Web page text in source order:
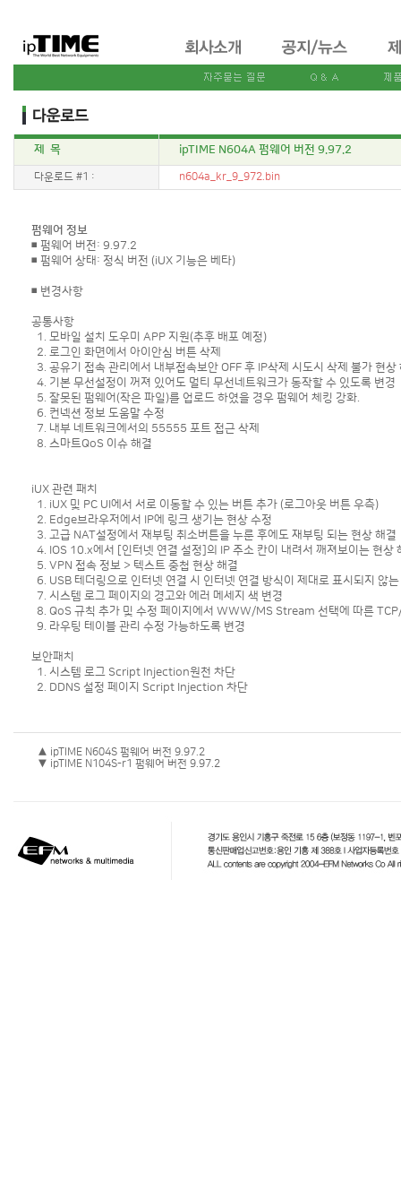
제 목 ipTIME N604A 펌웨어 버전 9.97.2
다운로드 #1 : n604a_kr_9_972.bin
펌웨어 정보
◾ 펌웨어 버전: 9.97.2
◾ 펌웨어 상태: 정식 버전 (iUX 기능은 베타)
◾ 변경사항
공통사항
1. 모바일 설치 도우미 APP 지원(추후 배포 예정)
2. 로그인 화면에서 아이안심 버튼 삭제
3. 공유기 접속 관리에서 내부접속보안 OFF 후 IP삭제 시도시 삭제 불가 현상
4. 기본 무선설정이 꺼져 있어도 멀티 무선네트워크가 동작할 수 있도록 변경
5. 잘못된 펌웨어(작은 파일)를 업로드 하였을 경우 펌웨어 체킹 강화.
6. 컨넥션 정보 도움말 수정
7. 내부 네트워크에서의 55555 포트 접근 삭제
8. 스마트QoS 이슈 해결
iUX 관련 패치
1. iUX 및 PC UI에서 서로 이동할 수 있는 버튼 추가 (로그아웃 버튼 우측)
2. Edge브라우저에서 IP에 링크 생기는 현상 수정
3. 고급 NAT설정에서 재부팅 취소버튼을 누룬 후에도 재부팅 되는 현상 해결
4. IOS 10.x에서 [인터넷 연결 설정]의 IP 주소 칸이 내려서 깨져보이는 현상
5. VPN 접속 정보 > 텍스트 중첩 현상 해결
6. USB 테더링으로 인터넷 연결 시 인터넷 연결 방식이 제대로 표시되지 않
7. 시스템 로그 페이지의 경고와 에러 메세지 색 변경
8. QoS 규칙 추가 및 수정 페이지에서 WWW/MS Stream 선택에 따른
9. 라우팅 테이블 관리 수정 가능하도록 변경
보안패치
1. 시스템 로그 Script Injection원천 차단
2. DDNS 설정 페이지 Script Injection 차단
▲ ipTIME N604S 펌웨어 버전 9.97.2
▼ ipTIME N104S-r1 펌웨어 버전 9.97.2